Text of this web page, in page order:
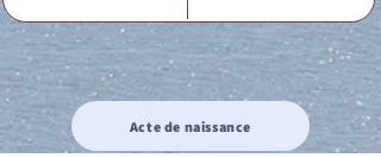
Acte de naissance